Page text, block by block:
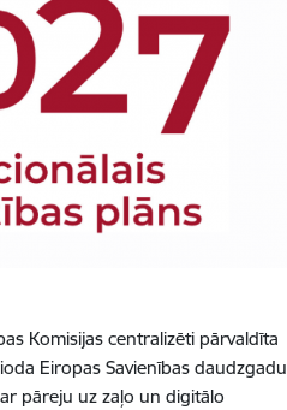
Komisijas centralizēti pārvaldīta
Eiropas Savienības daudzgadu
pāreju uz zaļo un digitālo